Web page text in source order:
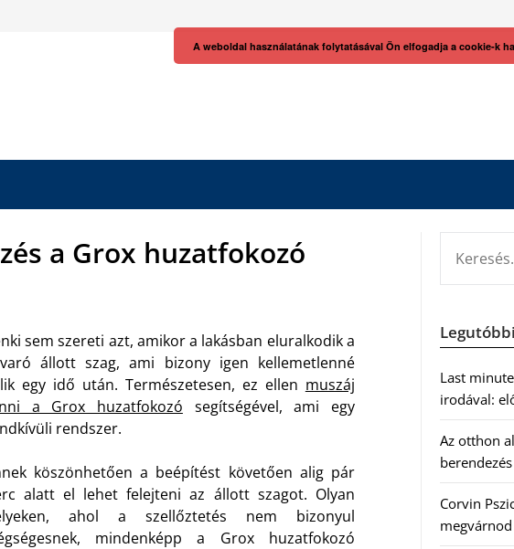
a Grox huzatfokozó
sem szereti azt, amikor a lakásban eluralkodik a
állott szag, ami bizony igen kellemetlenné
egy idő után. Természetesen, ez ellen muszáj
a Grox huzatfokozó segítségével, ami egy
rendszer.
köszönhetően a beépítést követően alig pár
alatt el lehet felejteni az állott szagot. Olyan
ahol a szellőztetés nem bizonyul
mindenképp a Grox huzatfokozó
Last
irodával:
Az otthon
berendezés
Corvin
A weboldal használatának folytatásával Ön elfogadja a cookie-k